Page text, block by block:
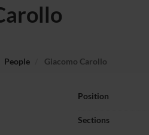
People Giacomo Carollo
Position
Sections